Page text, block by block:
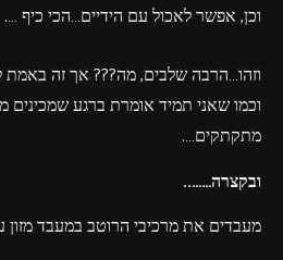
וכן, אפשר לאכול עם הידיים…הכי כיף ….
וזהו…הרבה שלבים, מה??? אך זה
וכמו שאני תמיד אומרת ברגע שמכינים
מתקתקים….
ובקצרה……..
מעבדים את מרכיבי הרוטב במעבד